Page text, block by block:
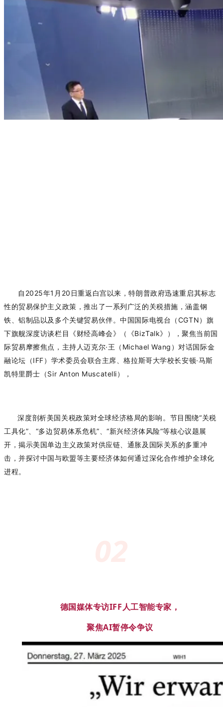
自 2025年1 月 20 日重返白宫以来，特朗普政府迅速重启其标志
性的贸易保护主义政策，推出了一系列广泛的关税措施，涵盖钢
铁、铝制品以及多个关键贸易伙伴。中国国际电视台（CGTN）旗
下旗舰深度访谈栏目《财经高峰会》（《BizTalk》），聚焦当前国
际贸易摩擦焦点，主持人迈克尔·王（ Michael Wang ） 对话国际金
融论坛（IFF）学术委员会联合主席、格拉斯哥大学校长安顿·马斯
凯特里爵士（Sir Anton Muscatelli），
深度剖析美国关税政策对全球经济格局的影响。节目围绕“关税
工具化” “多边贸易体系危机” 、“新兴经济体风险”等核心议题展
开，揭示美国单边主义政策对供应链、通胀及国际关系的多重冲
击，并探讨中国与欧盟等主要经济体如何通过深化合作维护全球化
进程。
德国媒体专访IFF人工智能专家，
聚焦AI暂停令争议